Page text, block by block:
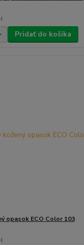
Pridať do košíka
opasok ECO Color 103